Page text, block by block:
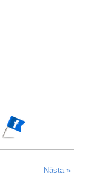
Nästa »